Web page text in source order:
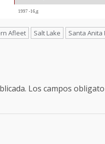
1997 -16,g
Afleet Salt Lake Santa Anita
Los campos